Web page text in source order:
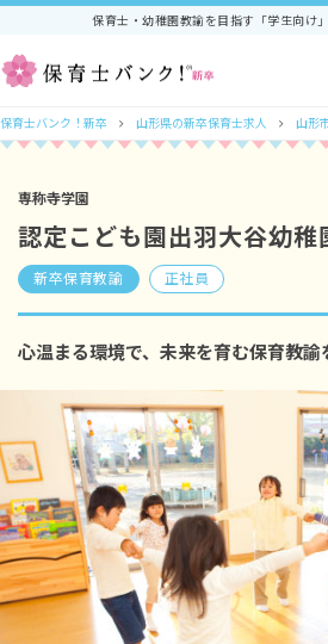
保育士・幼稚園教諭を目指す「学生向け
保育士バンク！新卒 山形県の新卒保育士求人 山形
専称寺学園
認定こども園出羽大谷幼稚
新卒保育教諭 正社員
心温まる環境で、未来を育む保育教諭